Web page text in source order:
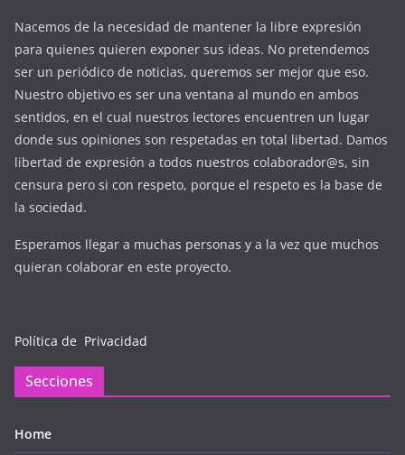
Nacemos de la necesidad de mantener la libre expresión
para quienes quieren exponer sus ideas. No pretendemos
ser un periódico de noticias, queremos ser mejor que eso.
Nuestro objetivo es ser una ventana al mundo en ambos
sentidos, en el cual nuestros lectores encuentren un lugar
donde sus opiniones son respetadas en total libertad. Damos
libertad de expresión a todos nuestros colaborador@s, sin
censura pero si con respeto, porque el respeto es la base de
la sociedad.
Esperamos llegar a muchas personas y a la vez que muchos
quieran colaborar en este proyecto.
Política de Privacidad
Secciones
Home